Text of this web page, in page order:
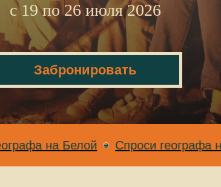
с 19 по 26 июля 2026
Забронировать
Белой Спроси географа на Белой